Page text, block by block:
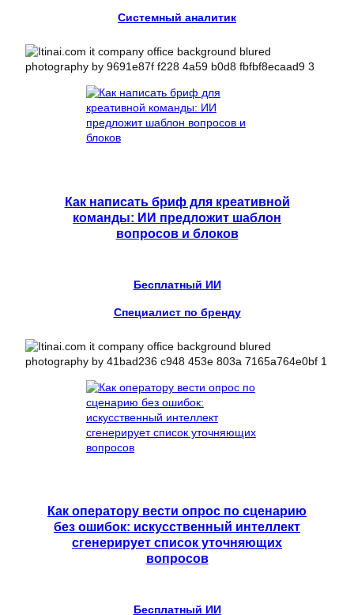
Системный аналитик
Как написать бриф для креативной
команды: ИИ предложит шаблон
вопросов и блоков
Бесплатный ИИ
Специалист по бренду
Как оператору вести опрос по сценарию
без ошибок: искусственный интеллект
сгенерирует список уточняющих
вопросов
Бесплатный ИИ